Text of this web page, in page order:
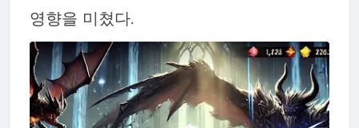
영향을 미쳤다.